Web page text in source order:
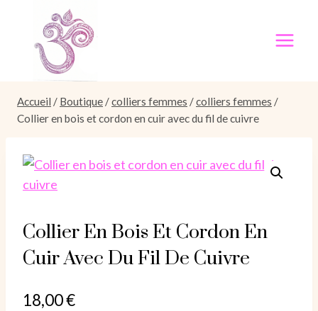
contenu
Accueil / Boutique /colliers femmes /colliers femmes /
Collier en bois et cordon en cuir avec du fil de cuivre
Collier En Bois Et Cordon En
Cuir Avec Du Fil De Cuivre
18,00€